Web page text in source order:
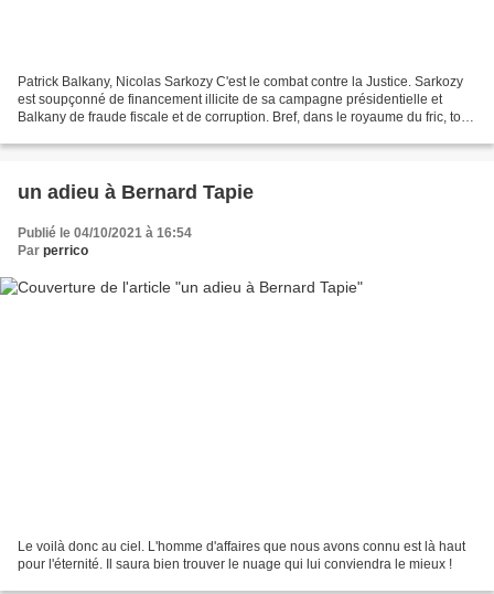
Patrick Balkany, Nicolas Sarkozy C'est le combat contre la Justice. Sarkozy
est soupçonné de financement illicite de sa campagne présidentielle et
Balkany de fraude fiscale et de corruption. Bref, dans le royaume du fric, tout
un adieu à Bernard Tapie
Publié le 04/10/2021 à 16:54
Par perrico
Le voilà donc au ciel. L'homme d'affaires que nous avons connu est là haut
pour l'éternité. Il saura bien trouver le nuage qui lui conviendra le mieux !